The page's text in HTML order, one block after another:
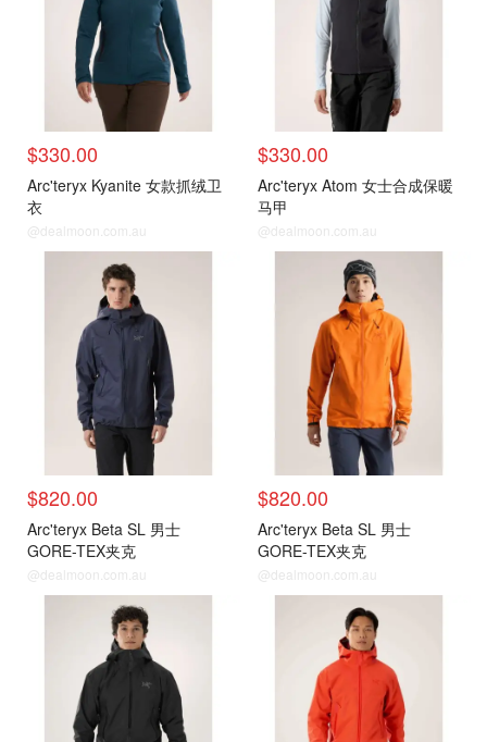
$330.00
Arc'teryx Kyanite 女款抓绒卫
衣
@dealmoon.com.au
$330.00
Arc'teryx Atom 女士合成保暖
马甲
@dealmoon.com.au
$820.00
Arc'teryx Beta SL 男士
GORE-TEX夹克
@dealmoon.com.au
$820.00
Arc'teryx Beta SL 男士
GORE-TEX夹克
@dealmoon.com.au